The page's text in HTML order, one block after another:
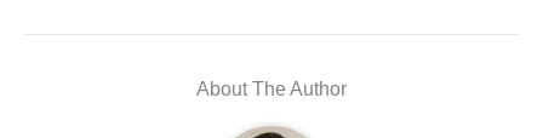
About The Author